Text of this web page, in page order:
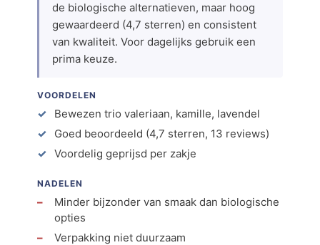
de biologische alternatieven, maar hoog
gewaardeerd (4,7 sterren) en consistent
van kwaliteit. Voor dagelijks gebruik een
prima keuze.
VOORDELEN
Bewezen trio valeriaan, kamille, lavendel
Goed beoordeeld (4,7 sterren, 13 reviews)
Voordelig geprijsd per zakje
NADELEN
Minder bijzonder van smaak dan biologische
opties
Verpakking niet duurzaam